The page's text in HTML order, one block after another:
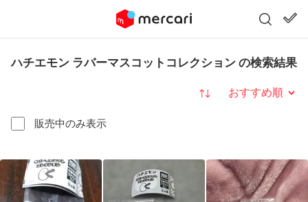
ハチエモン ラバーマスコットコレクション の検索結果
販売中のみ表示
並び替え